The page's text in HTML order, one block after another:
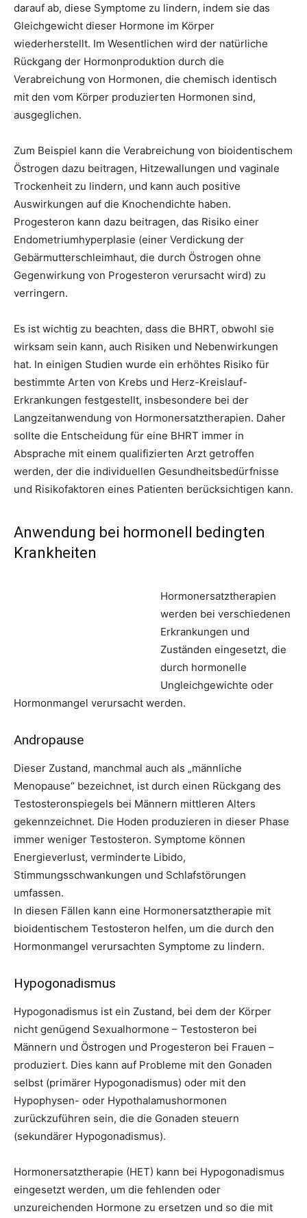
darauf ab, diese Symptome zu lindern, indem sie das
Gleichgewicht dieser Hormone im Körper
wiederherstellt. Im Wesentlichen wird der natürliche
Rückgang der Hormonproduktion durch die
Verabreichung von Hormonen, die chemisch identisch
mit den vom Körper produzierten Hormonen sind,
ausgeglichen.
Zum Beispiel kann die Verabreichung von bioidentischem
Östrogen dazu beitragen, Hitzewallungen und vaginale
Trockenheit zu lindern, und kann auch positive
Auswirkungen auf die Knochendichte haben.
Progesteron kann dazu beitragen, das Risiko einer
Endometriumhyperplasie (einer Verdickung der
Gebärmutterschleimhaut, die durch Östrogen ohne
Gegenwirkung von Progesteron verursacht wird) zu
verringern.
Es ist wichtig zu beachten, dass die BHRT, obwohl sie
wirksam sein kann, auch Risiken und Nebenwirkungen
hat. In einigen Studien wurde ein erhöhtes Risiko für
bestimmte Arten von Krebs und Herz-Kreislauf-
Erkrankungen festgestellt, insbesondere bei der
Langzeitanwendung von Hormonersatztherapien. Daher
sollte die Entscheidung für eine BHRT immer in
Absprache mit einem qualifizierten Arzt getroffen
werden, der die individuellen Gesundheitsbedürfnisse
und Risikofaktoren eines Patienten berücksichtigen kann.
Anwendung bei hormonell bedingten
Krankheiten
Hormonersatztherapien
werden bei verschiedenen
Erkrankungen und
Zuständen eingesetzt, die
durch hormonelle
Ungleichgewichte oder
Hormonmangel verursacht werden.
Andropause
Dieser Zustand, manchmal auch als „männliche
Menopause“ bezeichnet, ist durch einen Rückgang des
Testosteronspiegels bei Männern mittleren Alters
gekennzeichnet. Die Hoden produzieren in dieser Phase
immer weniger Testosteron. Symptome können
Energieverlust, verminderte Libido,
Stimmungsschwankungen und Schlafstörungen
umfassen.
In diesen Fällen kann eine Hormonersatztherapie mit
bioidentischem Testosteron helfen, um die durch den
Hormonmangel verursachten Symptome zu lindern.
Hypogonadismus
Hypogonadismus ist ein Zustand, bei dem der Körper
nicht genügend Sexualhormone – Testosteron bei
Männern und Östrogen und Progesteron bei Frauen –
produziert. Dies kann auf Probleme mit den Gonaden
selbst (primärer Hypogonadismus) oder mit den
Hypophysen- oder Hypothalamushormonen
zurückzuführen sein, die die Gonaden steuern
(sekundärer Hypogonadismus).
Hormonersatztherapie (HET) kann bei Hypogonadismus
eingesetzt werden, um die fehlenden oder
unzureichenden Hormone zu ersetzen und so die mit